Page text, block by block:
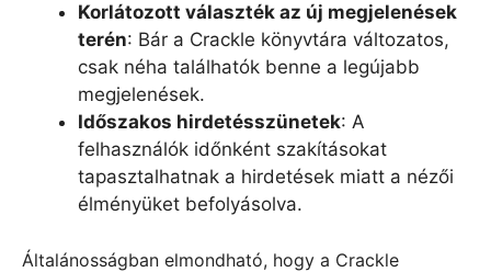
Korlátozott választék az új megjelenések
terén: Bár a Crackle könyvtára változatos,
csak néha találhatók benne a legújabb
megjelenések.
Időszakos hirdetésszünetek: A
felhasználók időnként szakításokat
tapasztalhatnak a hirdetések miatt a nézői
élményüket befolyásolva.
Általánosságban elmondható, hogy a Crackle